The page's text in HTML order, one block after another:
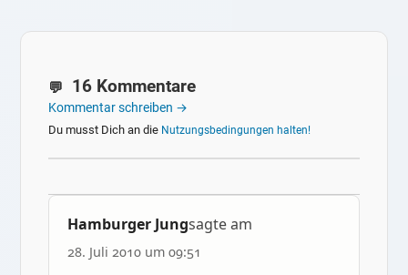
16 Kommentare
Kommentar schreiben →
Du musst Dich an die Nutzungsbedingungen halten!
Hamburger Jungsagte am
28. Juli 2010 um 09:51